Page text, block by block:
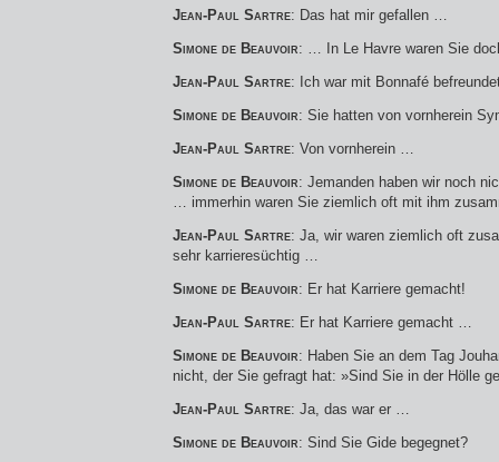
Jean-Paul Sartre: Das hat mir gefallen …
Simone de Beauvoir: … In Le Havre waren Sie
Jean-Paul Sartre: Ich war mit Bonnafé
Simone de Beauvoir: Sie hatten von vornherein
Jean-Paul Sartre: Von vornherein …
Simone de Beauvoir: Jemanden haben wir noch
… immerhin waren Sie ziemlich oft mit ihm
Jean-Paul Sartre: Ja, wir waren ziemlich oft
sehr karrieresüchtig …
Simone de Beauvoir: Er hat Karriere gemacht!
Jean-Paul Sartre: Er hat Karriere gemacht …
Simone de Beauvoir: Haben Sie an dem Tag
nicht, der Sie gefragt hat: »Sind Sie in der Hölle
Jean-Paul Sartre: Ja, das war er …
Simone de Beauvoir: Sind Sie Gide begegnet?